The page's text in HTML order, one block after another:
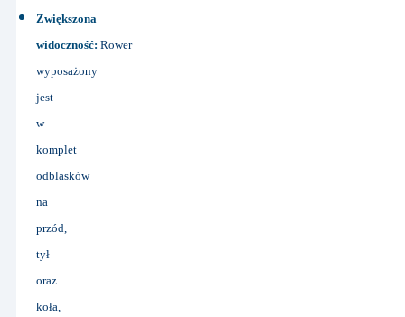
Zwiększona
widoczność: Rower
wyposażony
jest
w
komplet
odblasków
na
przód,
tył
oraz
koła,